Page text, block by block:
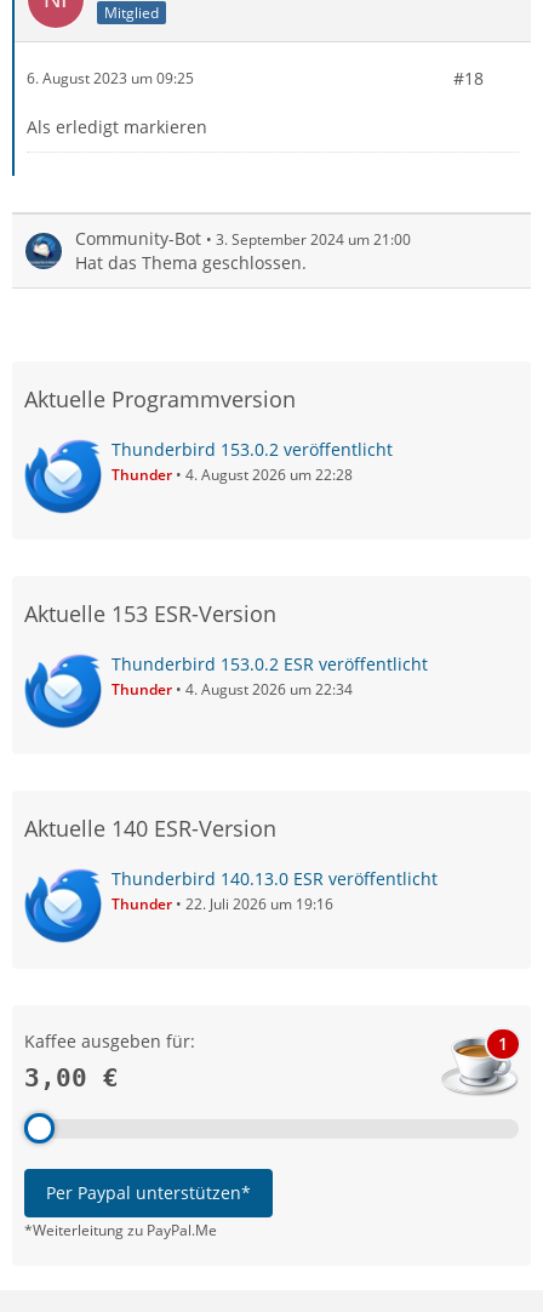
Mitglied
6. August 2023 um 09:25 #18
Als erledigt markieren
Community-Bot 3. September 2024 um 21:00
Hat das Thema geschlossen.
Aktuelle Programmversion
Thunderbird 153.0.2 veröffentlicht
Thunder 4. August 2026 um 22:28
Aktuelle 153 ESR-Version
Thunderbird 153.0.2 ESR veröffentlicht
Thunder 4. August 2026 um 22:34
Aktuelle 140 ESR-Version
Thunderbird 140.13.0 ESR veröffentlicht
Thunder 22. Juli 2026 um 19:16
Kaffee ausgeben für:
3,00 €
1
Per Paypal unterstützen*
*Weiterleitung zu PayPal.Me